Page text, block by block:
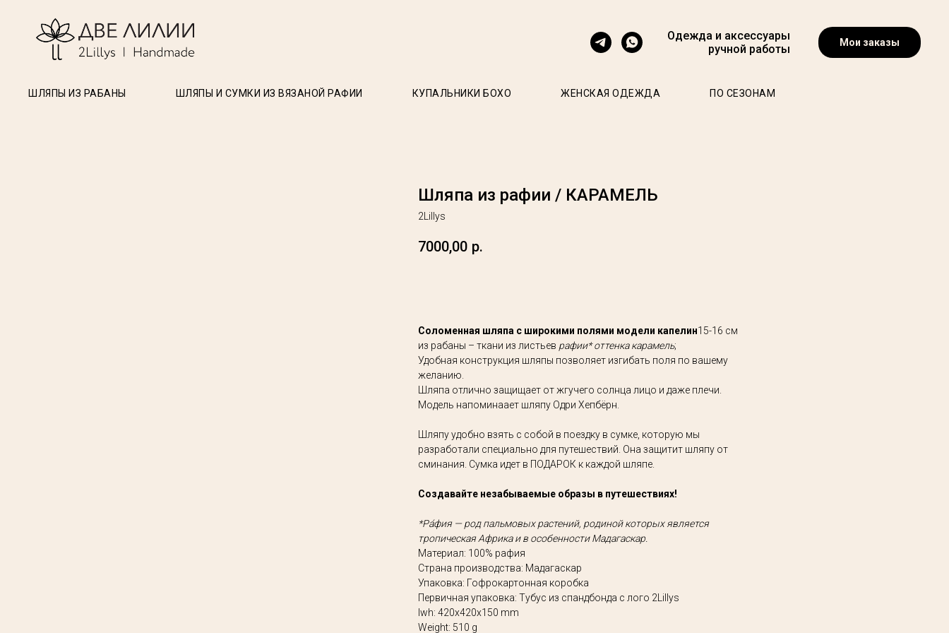
Одежда и аксессуары
ручной работы
Мои заказы
ШЛЯПЫ ИЗ РАБАНЫ ШЛЯПЫ И СУМКИ ИЗ ВЯЗАНОЙ РАФИИ КУПАЛЬНИКИ БОХО ЖЕНСКАЯ ОДЕЖДА ПО СЕЗОНАМ
Шляпа из рафии / КАРАМЕЛЬ
2Lillys
7000,00 р.
Соломенная шляпа с широкими полями модели капелин15-16 см
из рабаны – ткани из листьев рафии* оттенка карамель;
Удобная конструкция шляпы позволяет изгибать поля по вашему
желанию.
Шляпа отлично защищает от жгучего солнца лицо и даже плечи.
Модель напоминаает шляпу Одри Хепбёрн.
Шляпу удобно взять с собой в поездку в сумке, которую мы
разработали специально для путешествий. Она защитит шляпу от
сминания. Сумка идет в ПОДАРОК к каждой шляпе.
Создавайте незабываемые образы в путешествиях!
*Ра́фия — род пальмовых растений, родиной которых является
тропическая Африка и в особенности Мадагаскар.
Материал: 100% рафия
Страна производства: Мадагаскар
Упаковка: Гофрокартонная коробка
Первичная упаковка: Тубус из спандбонда с лого 2Lillys
lwh: 420x420x150 mm
Weight: 510 g